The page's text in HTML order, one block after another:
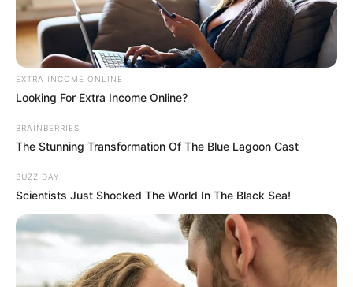
EXTRA INCOME ONLINE
Looking For Extra Income Online?
BRAINBERRIES
The Stunning Transformation Of The Blue Lagoon Cast
BUZZ DAY
Scientists Just Shocked The World In The Black Sea!